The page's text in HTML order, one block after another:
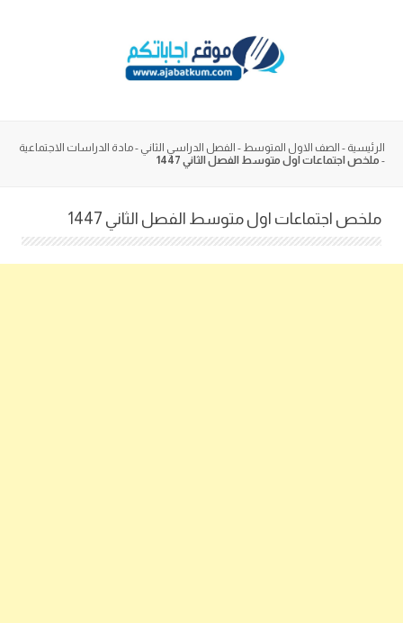
الرئيسية - الصف الاول المتوسط - الفصل الدراسي الثاني -مادة الدراسات الاجتماعية
- ملخص اجتماعات اول متوسط الفصل الثاني 1447
ملخص اجتماعات اول متوسط الفصل الثاني 1447